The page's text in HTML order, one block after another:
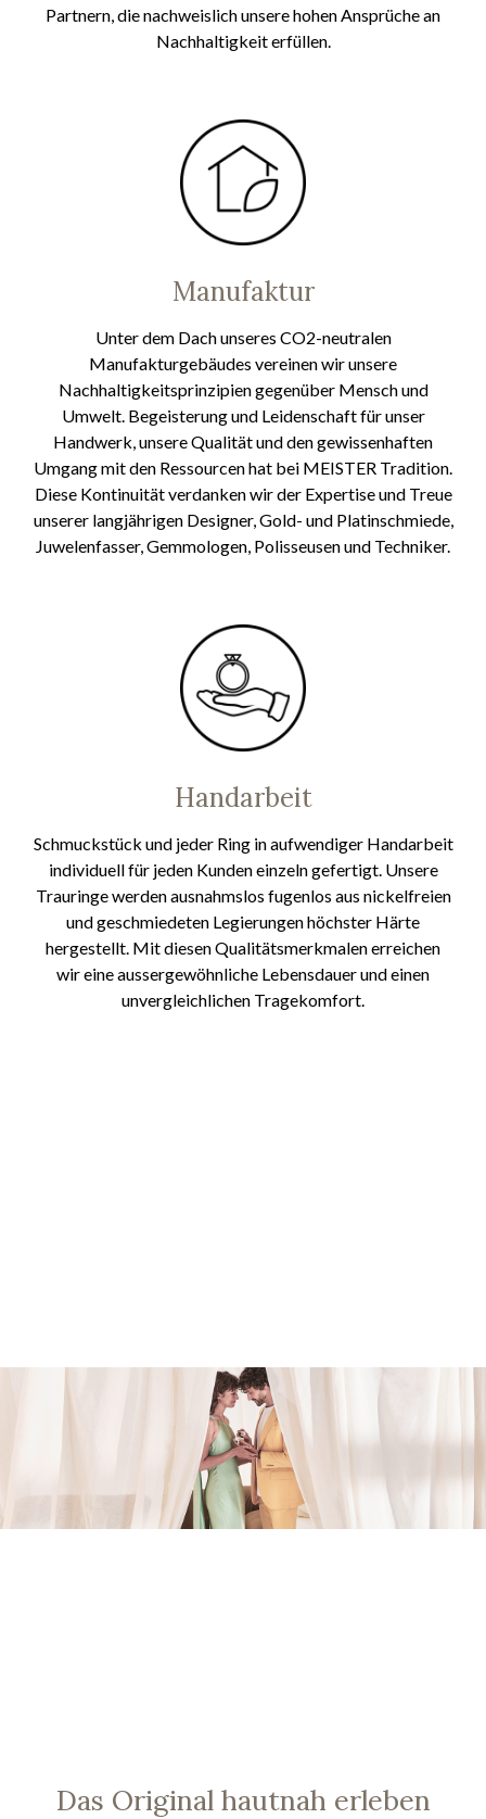
Partnern, die nachweislich unsere hohen Ansprüche an
Nachhaltigkeit erfüllen.
Manufaktur
Unter dem Dach unseres CO2-neutralen
Manufakturgebäudes vereinen wir unsere
Nachhaltigkeitsprinzipien gegenüber Mensch und
Umwelt. Begeisterung und Leidenschaft für unser
Handwerk, unsere Qualität und den gewissenhaften
Umgang mit den Ressourcen hat bei MEISTER Tradition.
Diese Kontinuität verdanken wir der Expertise und Treue
unserer langjährigen Designer, Gold- und Platinschmiede,
Juwelenfasser, Gemmologen, Polisseusen und Techniker.
Handarbeit
Schmuckstück und jeder Ring in aufwendiger Handarbeit
individuell für jeden Kunden einzeln gefertigt. Unsere
Trauringe werden ausnahmslos fugenlos aus nickelfreien
und geschmiedeten Legierungen höchster Härte
hergestellt. Mit diesen Qualitätsmerkmalen erreichen
wir eine aussergewöhnliche Lebensdauer und einen
unvergleichlichen Tragekomfort.
Das Original hautnah erleben